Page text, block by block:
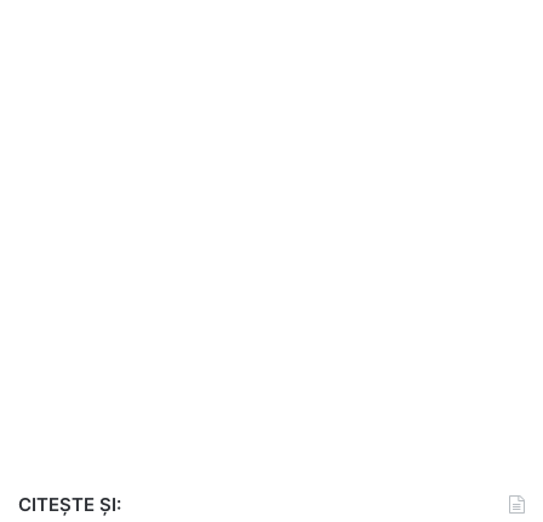
CITEȘTE ȘI: